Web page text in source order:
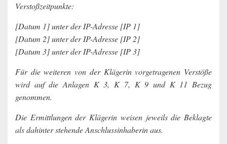
Verstoßzeitpunkte:
[Datum 1] unter der IP-Adresse [IP 1]
[Datum 2] unter der IP-Adresse [IP 2]
[Datum 3] unter der IP-Adresse [IP 3]
Für die weiteren von der Klägerin vorgetragenen Verstöße
wird auf die Anlagen K 3, K 7, K 9 und K 11 Bezug
genommen.
Die Ermittlungen der Klägerin weisen jeweils die Beklagte
als dahinter stehende Anschlussinhaberin aus.